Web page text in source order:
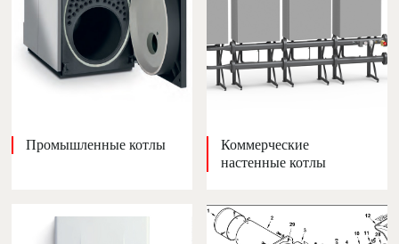
Промышленные котлы
Коммерческие
настенные котлы